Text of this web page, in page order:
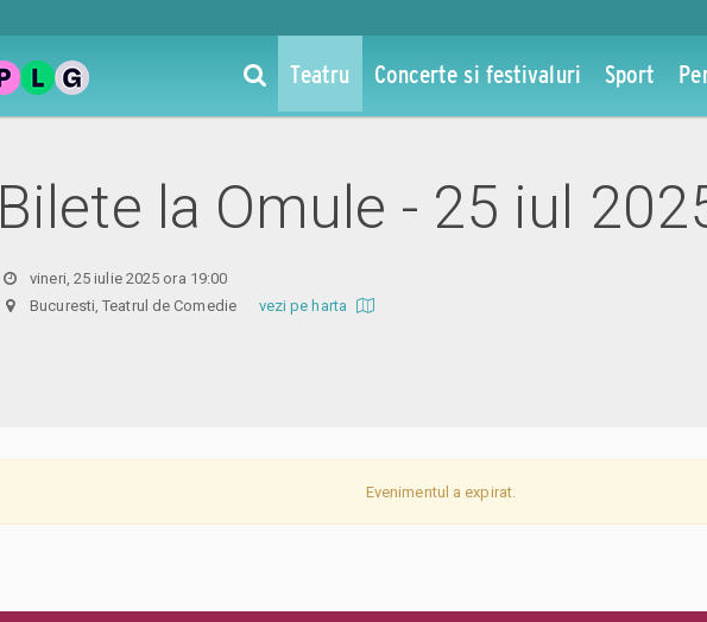
Teatru Concerte si festivaluri Sport
Bilete la Omule - 25 iul
vineri, 25 iulie 2025 ora 19:00
Bucuresti, Teatrul de Comedie vezi pe harta
Evenimentul a expirat.